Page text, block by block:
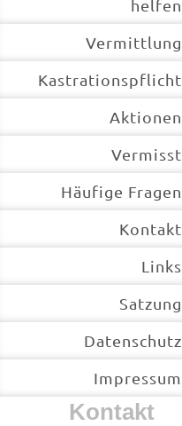
helfen
Vermittlung
Kastrationspflicht
Aktionen
Vermisst
Häufige Fragen
Kontakt
Links
Satzung
Datenschutz
Impressum
Kontakt